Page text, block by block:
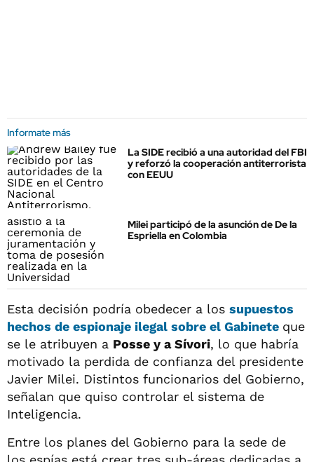
Informate más
La SIDE recibió a una autoridad del FBI
y reforzó la cooperación antiterrorista
con EEUU
Milei participó de la asunción de De la
Espriella en Colombia
Esta decisión podría obedecer a los supuestos
hechos de espionaje ilegal sobre el Gabinete que
se le atribuyen a Posse y a Sívori, lo que habría
motivado la perdida de confianza del presidente
Javier Milei. Distintos funcionarios del Gobierno,
señalan que quiso controlar el sistema de
Inteligencia.
Entre los planes del Gobierno para la sede de